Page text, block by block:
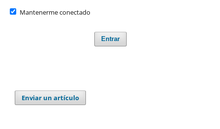
Mantenerme conectado
Entrar
Enviar un artículo